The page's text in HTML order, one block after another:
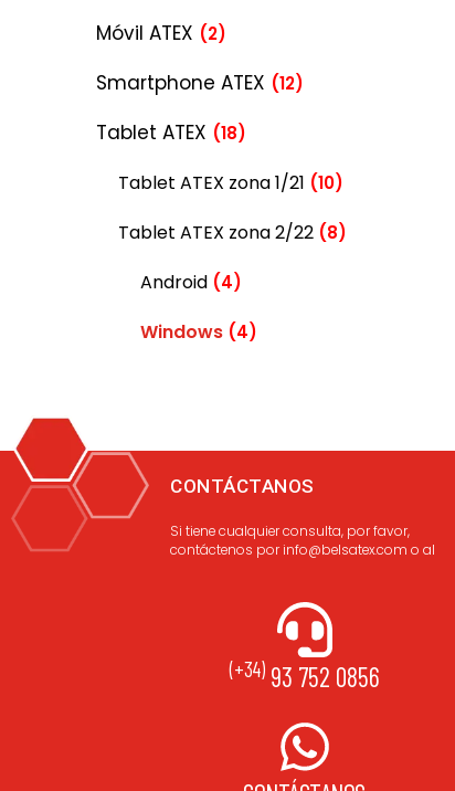
Móvil ATEX (2)
Smartphone ATEX (12)
Tablet ATEX (18)
Tablet ATEX zona 1/21 (10)
Tablet ATEX zona 2/22 (8)
Android (4)
Windows (4)
CONTÁCTANOS
Si tiene cualquier consulta, por favor,
contáctenos por info@belsatex.com o al
(+34)93 752 0856